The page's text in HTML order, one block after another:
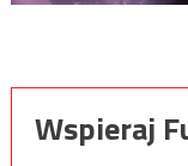
Wspieraj